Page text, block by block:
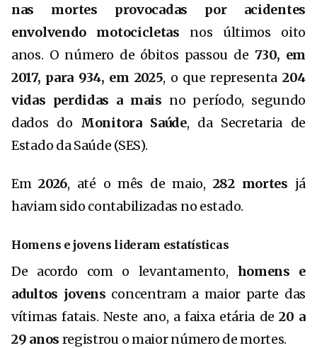
nas mortes provocadas por acidentes
envolvendo motocicletas nos últimos oito
anos. O número de óbitos passou de 730, em
2017, para 934, em 2025, o que representa 204
vidas perdidas a mais no período, segundo
dados do Monitora Saúde, da Secretaria de
Estado da Saúde (SES).
Em2026, até o mês de maio, 282 mortes já
haviam sido contabilizadas no estado.
Homens e jovens lideram estatísticas
De acordo com o levantamento, homens e
adultos jovens concentram a maior parte das
vítimas fatais. Neste ano, a faixa etária de20 a
29 anos registrou o maior número de mortes.